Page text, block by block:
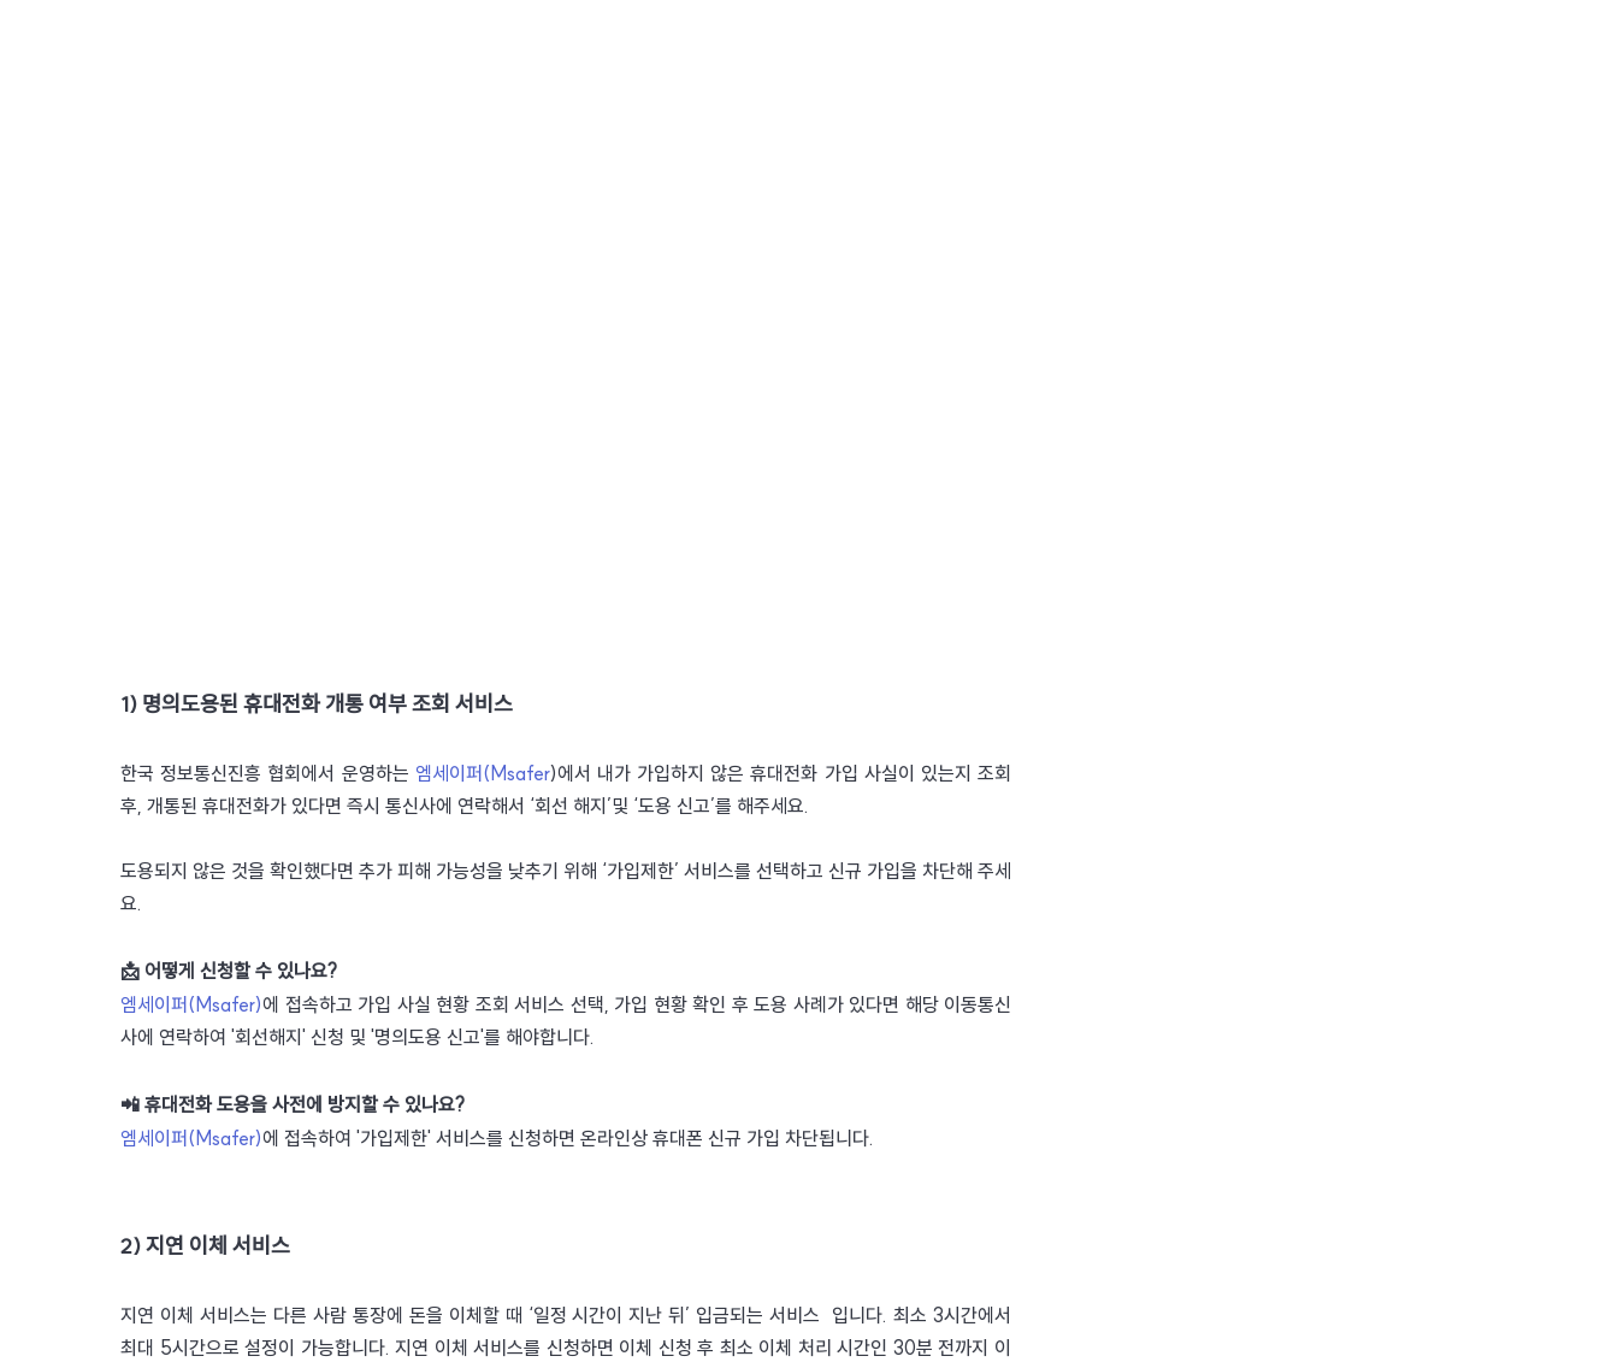
1) 명의도용된 휴대전화 개통 여부 조회 서비스
한국 정보통신진흥 협회에서 운영하는 엠세이퍼(Msafer)에서 내가 가입하지 않은 휴대전화 가입 사실이 있는지 조회
후, 개통된 휴대전화가 있다면 즉시 통신사에 연락해서 ‘회선 해지’및 ‘도용 신고’를 해주세요.
도용되지 않은 것을 확인했다면 추가 피해 가능성을 낮추기 위해 ‘가입제한’ 서비스를 선택하고 신규 가입을 차단해 주세
요.
📩 어떻게 신청할 수 있나요?
엠세이퍼(Msafer)에 접속하고 가입 사실 현황 조회 서비스 선택, 가입 현황 확인 후 도용 사례가 있다면 해당 이동통신
사에 연락하여 '회선해지' 신청 및 '명의도용 신고'를 해야합니다.
📲 휴대전화 도용을 사전에 방지할 수 있나요?
엠세이퍼(Msafer)에 접속하여 '가입제한' 서비스를 신청하면 온라인상 휴대폰 신규 가입 차단됩니다.
2) 지연 이체 서비스
지연 이체 서비스는 다른 사람 통장에 돈을 이체할 때 ‘일정 시간이 지난 뒤’ 입금되는 서비스  입니다. 최소 3시간에서
최대 5시간으로 설정이 가능합니다. 지연 이체 서비스를 신청하면 이체 신청 후 최소 이체 처리 시간인 30분 전까지 이